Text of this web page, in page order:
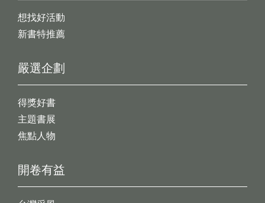
想找好活動
新書特推薦
開卷有益
嚴選企劃
得獎好書
主題書展
焦點人物